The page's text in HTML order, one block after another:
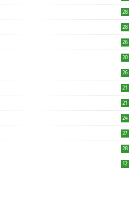
28
28
26
20
26
21
21
24
27
28
12